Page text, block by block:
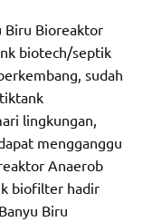
Biru Bioreaktor
biotech/septik
sudah
lingkungan,
mengganggu
Anaerob
biofilter hadir
Biru